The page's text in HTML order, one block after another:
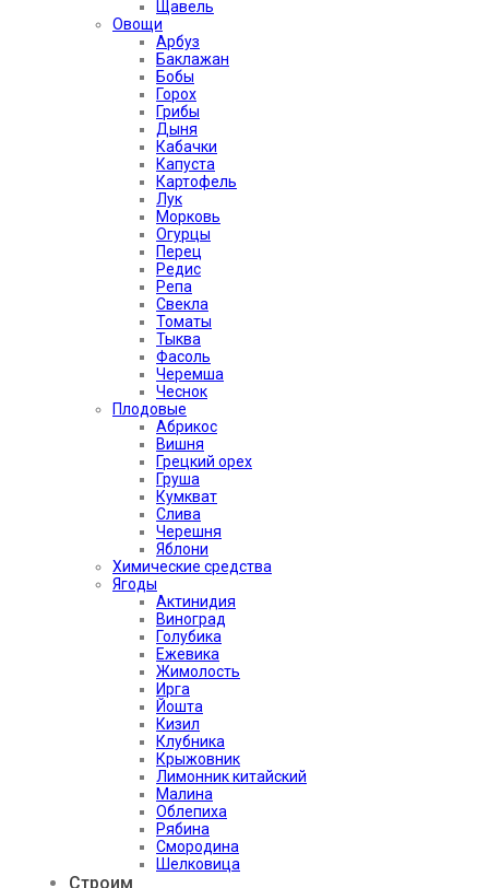
Щавель
Овощи
Арбуз
Баклажан
Бобы
Горох
Грибы
Дыня
Кабачки
Капуста
Картофель
Лук
Морковь
Огурцы
Перец
Редис
Репа
Свекла
Томаты
Тыква
Фасоль
Черемша
Чеснок
Плодовые
Абрикос
Вишня
Грецкий орех
Груша
Кумкват
Слива
Черешня
Яблони
Химические средства
Ягоды
Актинидия
Виноград
Голубика
Ежевика
Жимолость
Ирга
Йошта
Кизил
Клубника
Крыжовник
Лимонник китайский
Малина
Облепиха
Рябина
Смородина
Шелковица
Строим